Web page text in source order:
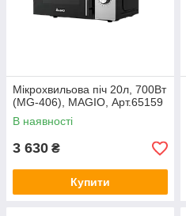
Мікрохвильова піч 20л, 700Вт
(MG-406), MAGIO, Арт.65159
В наявності
3 630 ₴
Купити